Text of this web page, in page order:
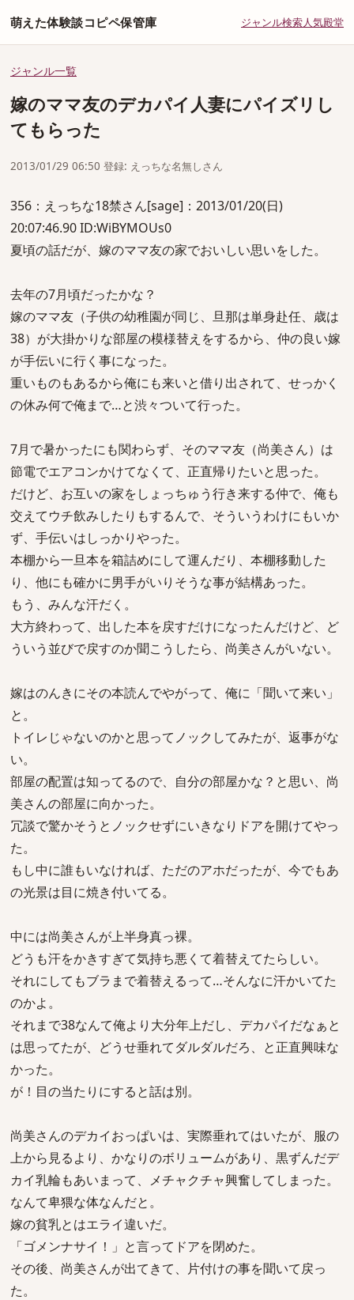
萌えた体験談コピペ保管庫 ジャンル検索人気殿堂
ジャンル一覧
嫁のママ友のデカパイ人妻にパイズリし
てもらった
2013/01/29 06:50 登録: えっちな名無しさん
356：えっちな18禁さん[sage]：2013/01/20(日)
20:07:46.90 ID:WiBYMOUs0
夏頃の話だが、嫁のママ友の家でおいしい思いをした。
去年の7月頃だったかな？
嫁のママ友（子供の幼稚園が同じ、旦那は単身赴任、歳は
38）が大掛かりな部屋の模様替えをするから、仲の良い嫁
が手伝いに行く事になった。
重いものもあるから俺にも来いと借り出されて、せっかく
の休み何で俺まで…と渋々ついて行った。
7月で暑かったにも関わらず、そのママ友（尚美さん）は
節電でエアコンかけてなくて、正直帰りたいと思った。
だけど、お互いの家をしょっちゅう行き来する仲で、俺も
交えてウチ飲みしたりもするんで、そういうわけにもいか
ず、手伝いはしっかりやった。
本棚から一旦本を箱詰めにして運んだり、本棚移動した
り、他にも確かに男手がいりそうな事が結構あった。
もう、みんな汗だく。
大方終わって、出した本を戻すだけになったんだけど、ど
ういう並びで戻すのか聞こうしたら、尚美さんがいない。
嫁はのんきにその本読んでやがって、俺に「聞いて来い」
と。
トイレじゃないのかと思ってノックしてみたが、返事がな
い。
部屋の配置は知ってるので、自分の部屋かな？と思い、尚
美さんの部屋に向かった。
冗談で驚かそうとノックせずにいきなりドアを開けてやっ
た。
もし中に誰もいなければ、ただのアホだったが、今でもあ
の光景は目に焼き付いてる。
中には尚美さんが上半身真っ裸。
どうも汗をかきすぎて気持ち悪くて着替えてたらしい。
それにしてもブラまで着替えるって…そんなに汗かいてた
のかよ。
それまで38なんて俺より大分年上だし、デカパイだなぁと
は思ってたが、どうせ垂れてダルダルだろ、と正直興味な
かった。
が！目の当たりにすると話は別。
尚美さんのデカイおっぱいは、実際垂れてはいたが、服の
上から見るより、かなりのボリュームがあり、黒ずんだデ
カイ乳輪もあいまって、メチャクチャ興奮してしまった。
なんて卑猥な体なんだと。
嫁の貧乳とはエライ違いだ。
「ゴメンナサイ！」と言ってドアを閉めた。
その後、尚美さんが出てきて、片付けの事を聞いて戻っ
た。